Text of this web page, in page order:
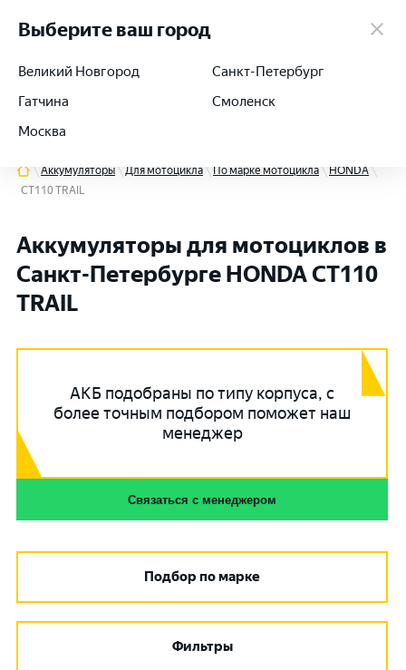
+7 (812) 564-54-91
Аккумуляторы Для мотоцикла По марке мотоцикла
HONDA
CT110 TRAIL
Аккумуляторы для мотоциклов в
Санкт-Петербурге HONDA CT110
TRAIL
АКБ подобраны по типу корпуса, с
более точным подбором поможет наш
менеджер
Связаться с менеджером
Подбор по марке
Фильтры
Выберите ваш город
Великий Новгород
Гатчина
Москва
Санкт-Петербург
Смоленск